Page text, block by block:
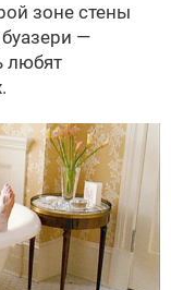
зоне стены
—
любят